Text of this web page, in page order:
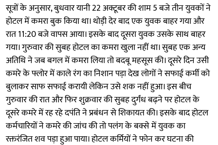
सूत्रों के अनुसार, बुधवार यानी 22 अक्टूबर की शाम 5 बजे तीन युवकों ने
होटल में कमरा बुक किया था। थोड़ी देर बाद एक युवक बाहर गया और
रात 11:20 बजे वापस आया। इसके बाद दूसरा युवक उसके साथ बाहर
गया। गुरुवार की सुबह होटल का कमरा खुला नहीं था। सुबह एक अन्य
अतिथि ने जब बगल में कमरा लिया तो बदबू महसूस की। दूसरे दिन उसी
कमरे के फ्लोर में काले रंग का निशान पड़ा देख लोगों ने सफाई कर्मी को
बुलाकर साफ सफाई करायी लेकिन उसे शक नहीं हुआ। इस बीच
गुरुवार की रात और फिर शुक्रवार की सुबह दुर्गंध बढ़ने पर होटल के
दूसरे कमरे में रह रहे दपंति ने प्रबंधन से शिकायत की। इसके बाद होटल
कर्मचारियों ने कमरे की जांच की तो पलंग के बक्से में युवक का
रक्तरंजित शव पड़ा हुआ पाया। होटल कर्मियों ने फोन कर घटना की